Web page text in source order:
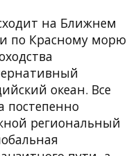
на Ближнем
по Красному морю
океан. Все
постепенно
региональный